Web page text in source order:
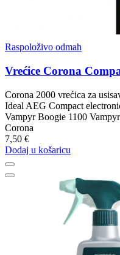
Raspoloživo odmah
Vrećice Corona
Corona 2000 vrećica za
Ideal AEG Compact
Vampyr Boogie 1100
Corona
7,50 €
Dodaj u košaricu